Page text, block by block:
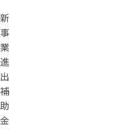
新
事
業
進
出
補
助
金